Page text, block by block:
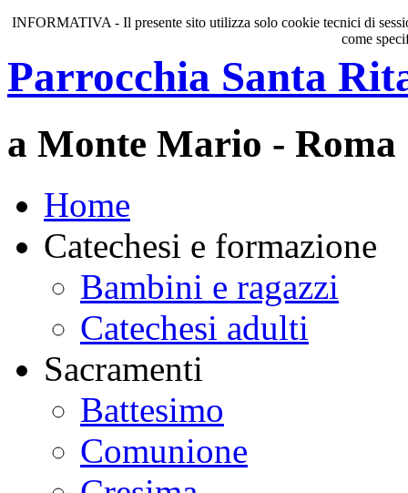
INFORMATIVA - Il presente sito utilizza solo cookie tecnici di
come
Parrocchia Santa
a Monte Mario - Roma
Home
Catechesi e formazione
Bambini e ragazzi
Catechesi adulti
Sacramenti
Battesimo
Comunione